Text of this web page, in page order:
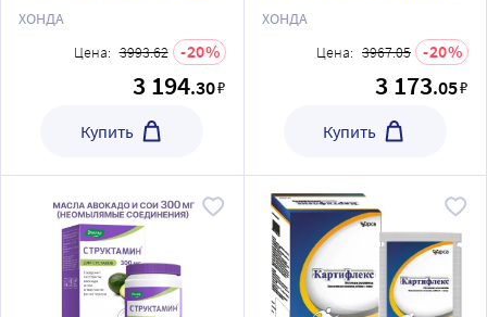
НЕЙРО N60 ТАБЛ ПО 0,6Г
ХОНДА
Цена: 3993.62 20
3 194.30₽
Купить
232,0 ПОР/БАНКА + ХОНДА
НЕЙРО N60 ТАБЛ ПО 0,6Г
ХОНДА
Цена: 3967.05 20
3 173.05₽
Купить